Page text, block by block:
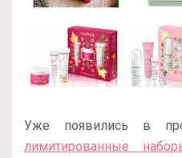
Уже появились в
лимитированные